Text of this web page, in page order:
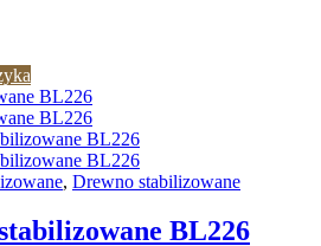
, Drewno stabilizowane
BL226